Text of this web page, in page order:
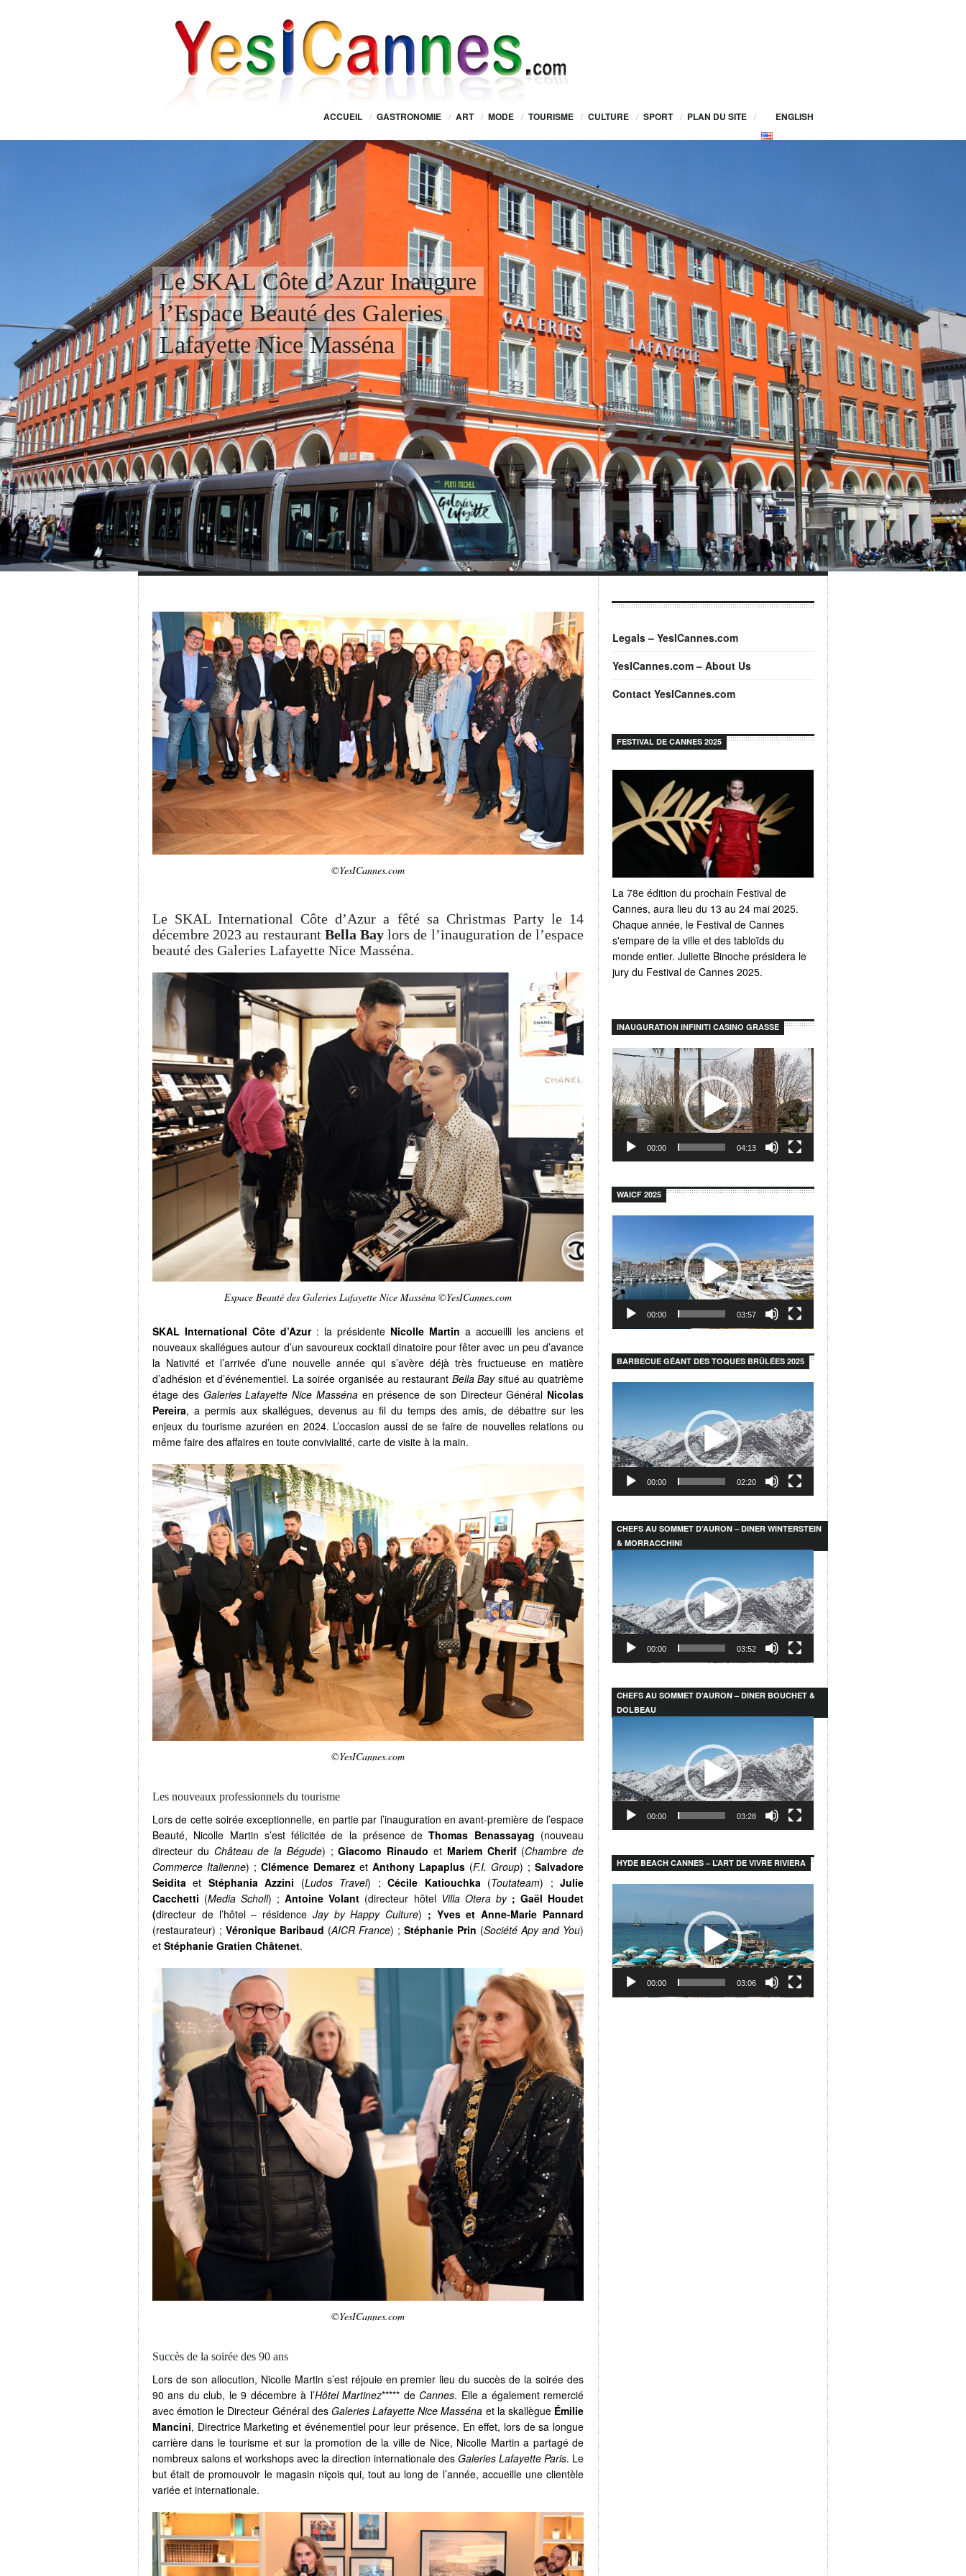
ACCUEIL / GASTRONOMIE / ART / MODE / TOURISME / CULTURE / SPORT / PLAN DU SITE / ENGLISH
Le SKAL Côte d’Azur Inaugure
l’Espace Beauté des Galeries
Lafayette Nice Masséna
©YesICannes.com
Le SKAL International Côte d’Azur a fêté sa Christmas Party le 14
décembre 2023 au restaurant Bella Bay lors de l’inauguration de l’espace
beauté des Galeries Lafayette Nice Masséna.
Espace Beauté des Galeries Lafayette Nice Masséna ©YesICannes.com
SKAL International Côte d’Azur : la présidente Nicolle Martin a accueilli les anciens et
nouveaux skallégues autour d’un savoureux cocktail dinatoire pour fêter avec un peu d’avance
la Nativité et l’arrivée d’une nouvelle année qui s’avère déjà très fructueuse en matière
d’adhésion et d’événementiel. La soirée organisée au restaurant Bella Baysitué au quatrième
étage des Galeries Lafayette Nice Massénaen présence de son Directeur Général Nicolas
Pereira, a permis aux skallégues, devenus au fil du temps des amis, de débattre sur les
enjeux du tourisme azuréen en 2024. L’occasion aussi de se faire de nouvelles relations ou
même faire des affaires en toute convivialité, carte de visite à la main.
©YesICannes.com
Les nouveaux professionnels du tourisme
Lors de cette soirée exceptionnelle, en partie par l’inauguration en avant-première de l’espace
Beauté, Nicolle Martin s’est félicitée de la présence deThomas Benassayag (nouveau
directeur du Château de la Bégude) ;Giacomo Rinaudo et Mariem Cherif(Chambre de
Commerce Italienne) ; Clémence Demarez et Anthony Lapaplus (F.I. Group) ; Salvadore
Seidita et Stéphania Azzini (Ludos Travel) ;Cécile Katiouchka(Toutateam) ;Julie
Cacchetti (Media Scholl) ;Antoine Volant (directeur hôtel Villa Otera by; Gaël Houdet
(directeur de l’hôtel – résidence Jay by Happy Culture) ; Yves et Anne-Marie Pannard
(restaurateur) ; Véronique Baribaud (AICR France) ; Stéphanie Prin (Société Apy and You)
et Stéphanie Gratien Châtenet.
©YesICannes.com
Succès de la soirée des 90 ans
Lors de son allocution, Nicolle Martin s’est réjouie en premier lieu du succès de la soirée des
90 ans du club, le 9 décembre à l’Hôtel Martinez***** de Cannes. Elle a également remercié
avec émotion le Directeur Général des Galeries Lafayette Nice Masséna et la skallègue Émilie
Mancini, Directrice Marketing et événementiel pour leur présence. En effet, lors de sa longue
carrière dans le tourisme et sur la promotion de la ville de Nice, Nicolle Martin a partagé de
nombreux salons et workshops avec la direction internationale des Galeries Lafayette Paris. Le
but était de promouvoir le magasin niçois qui, tout au long de l’année, accueille une clientèle
variée et internationale.
Legals – YesICannes.com
YesICannes.com – About Us
Contact YesICannes.com
FESTIVAL DE CANNES 2025
La 78e édition du prochain Festival de
Cannes, aura lieu du 13 au 24 mai 2025.
Chaque année, le Festival de Cannes
s'empare de la ville et des tabloïds du
monde entier. Juliette Binoche présidera le
jury du Festival de Cannes 2025.
INAUGURATION INFINITI CASINO GRASSE
Lecteur
vidéo
00:00 04:13
WAICF 2025
00:00 03:57
BARBECUE GÉANT DES TOQUES BRÛLÉES 2025
00:00 02:20
CHEFS AU SOMMET D’AURON – DINER WINTERSTEIN
& MORRACCHINI
00:00 03:52
CHEFS AU SOMMET D’AURON – DINER BOUCHET &
DOLBEAU
00:00 03:28
HYDE BEACH CANNES – L’ART DE VIVRE RIVIERA
00:00 03:06